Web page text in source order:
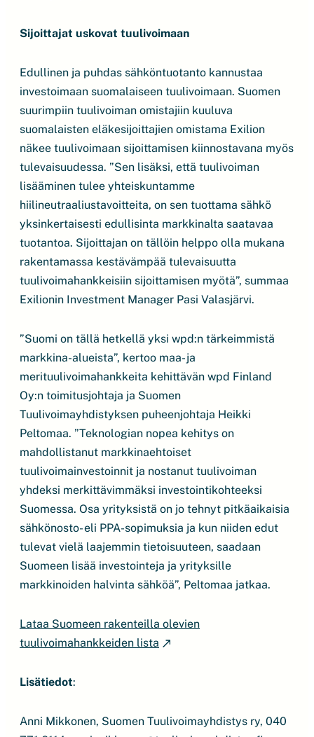
Sijoittajat uskovat tuulivoimaan
Edullinen ja puhdas sähköntuotanto kannustaa
investoimaan suomalaiseen tuulivoimaan. Suomen
suurimpiin tuulivoiman omistajiin kuuluva
suomalaisten eläkesijoittajien omistama Exilion
näkee tuulivoimaan sijoittamisen kiinnostavana myös
tulevaisuudessa. ”Sen lisäksi, että tuulivoiman
lisääminen tulee yhteiskuntamme
hiilineutraaliustavoitteita, on sen tuottama sähkö
yksinkertaisesti edullisinta markkinalta saatavaa
tuotantoa. Sijoittajan on tällöin helppo olla mukana
rakentamassa kestävämpää tulevaisuutta
tuulivoimahankkeisiin sijoittamisen myötä”, summaa
Exilionin Investment Manager Pasi Valasjärvi.
”Suomi on tällä hetkellä yksi wpd:n tärkeimmistä
markkina-alueista”, kertoo maa- ja
merituulivoimahankkeita kehittävän wpd Finland
Oy:n toimitusjohtaja ja Suomen
Tuulivoimayhdistyksen puheenjohtaja Heikki
Peltomaa. ”Teknologian nopea kehitys on
mahdollistanut markkinaehtoiset
tuulivoimainvestoinnit ja nostanut tuulivoiman
yhdeksi merkittävimmäksi investointikohteeksi
Suomessa. Osa yrityksistä on jo tehnyt pitkäaikaisia
sähkönosto- eli PPA-sopimuksia ja kun niiden edut
tulevat vielä laajemmin tietoisuuteen, saadaan
Suomeen lisää investointeja ja yrityksille
markkinoiden halvinta sähköä”, Peltomaa jatkaa.
Lataa Suomeen rakenteilla olevien
tuulivoimahankkeiden lista
Lisätiedot:
Anni Mikkonen, Suomen Tuulivoimayhdistys ry, 040